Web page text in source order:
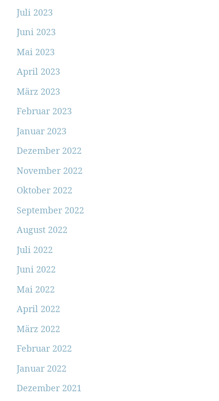
Juli 2023
Juni 2023
Mai 2023
April 2023
März 2023
Februar 2023
Januar 2023
Dezember 2022
November 2022
Oktober 2022
September 2022
August 2022
Juli 2022
Juni 2022
Mai 2022
April 2022
März 2022
Februar 2022
Januar 2022
Dezember 2021